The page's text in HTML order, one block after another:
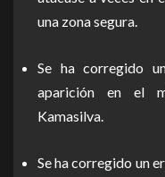
una zona segura.
Se ha corregido
aparición en el
Kamasilva.
Se ha corregido un